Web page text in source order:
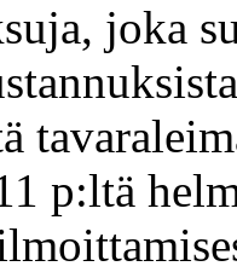
joka
p:ltä